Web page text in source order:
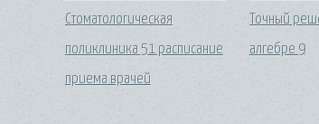
Стоматологическая
поликлиника 51 расписание
приема врачей
Точный
алгебре 9